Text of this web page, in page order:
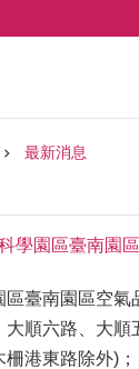
最新消息
學園區臺南園
區臺南園區空
大順六路、大
柵港東路除外)